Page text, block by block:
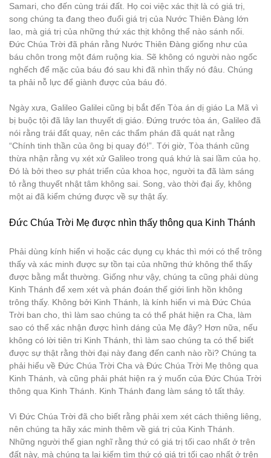
Samari, cho đến cùng trái đất. Họ coi việc xác thịt là có giá trị,
song chúng ta đang theo đuổi giá trị của Nước Thiên Đàng lớn
lao, mà giá trị của những thứ xác thịt không thể nào sánh nổi.
Đức Chúa Trời đã phán rằng Nước Thiên Đàng giống như của
báu chôn trong một đám ruộng kia. Sẽ không có người nào ngốc
nghếch để mặc của báu đó sau khi đã nhìn thấy nó đâu. Chúng
ta phải nỗ lực để giành được của báu đó.
Ngày xưa, Galileo Galilei cũng bị bắt đến Tòa án dị giáo La Mã vì
bị buộc tội đã lây lan thuyết dị giáo. Đứng trước tòa án, Galileo đã
nói rằng trái đất quay, nên các thẩm phán đã quát nạt rằng
“Chính tinh thần của ông bị quay đó!”. Tới giờ, Tòa thánh cũng
thừa nhận rằng vụ xét xử Galileo trong quá khứ là sai lầm của họ.
Đó là bởi theo sự phát triển của khoa học, người ta đã làm sáng
tỏ rằng thuyết nhật tâm không sai. Song, vào thời đại ấy, không
một ai đã kiểm chứng được về sự thật ấy.
Đức Chúa Trời Mẹ được nhìn thấy thông qua Kinh Thánh
Phải dùng kính hiển vi hoặc các dụng cụ khác thì mới có thể trông
thấy và xác minh được sự tồn tại của những thứ không thể thấy
được bằng mắt thường. Giống như vậy, chúng ta cũng phải dùng
Kinh Thánh để xem xét và phán đoán thế giới linh hồn không
trông thấy. Không bởi Kinh Thánh, là kính hiển vi mà Đức Chúa
Trời ban cho, thì làm sao chúng ta có thể phát hiện ra Cha, làm
sao có thể xác nhận được hình dáng của Mẹ đây? Hơn nữa, nếu
không có lời tiên tri Kinh Thánh, thì làm sao chúng ta có thể biết
được sự thật rằng thời đại này đang đến canh nào rồi? Chúng ta
phải hiểu về Đức Chúa Trời Cha và Đức Chúa Trời Mẹ thông qua
Kinh Thánh, và cũng phải phát hiện ra ý muốn của Đức Chúa Trời
thông qua Kinh Thánh. Kinh Thánh đang làm sáng tỏ tất thảy.
Vì Đức Chúa Trời đã cho biết rằng phải xem xét cách thiêng liêng,
nên chúng ta hãy xác minh thêm về giá trị của Kinh Thánh.
Những người thế gian nghĩ rằng thứ có giá trị tối cao nhất ở trên
đất này, mà chúng ta lại kiếm tìm thứ có giá trị tối cao nhất ở trên